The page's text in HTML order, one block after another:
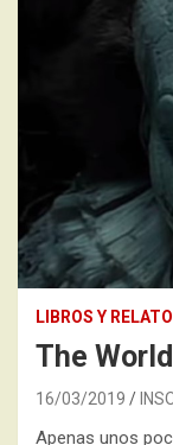
LIBROS Y
The
16/03/2019
Apenas unos